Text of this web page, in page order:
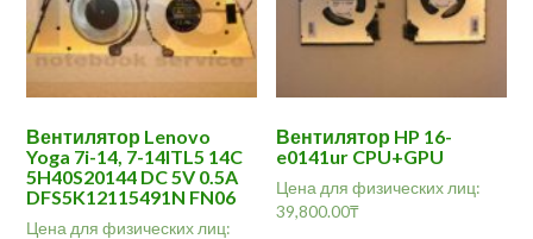
Вентилятор Lenovo
Yoga 7i-14, 7-14ITL5 14C
5H40S20144 DC 5V 0.5A
DFS5K12115491N FN06
Цена для физических лиц:
Вентилятор HP 16-
e0141ur CPU+GPU
Цена для физических лиц:
39,800.00₸